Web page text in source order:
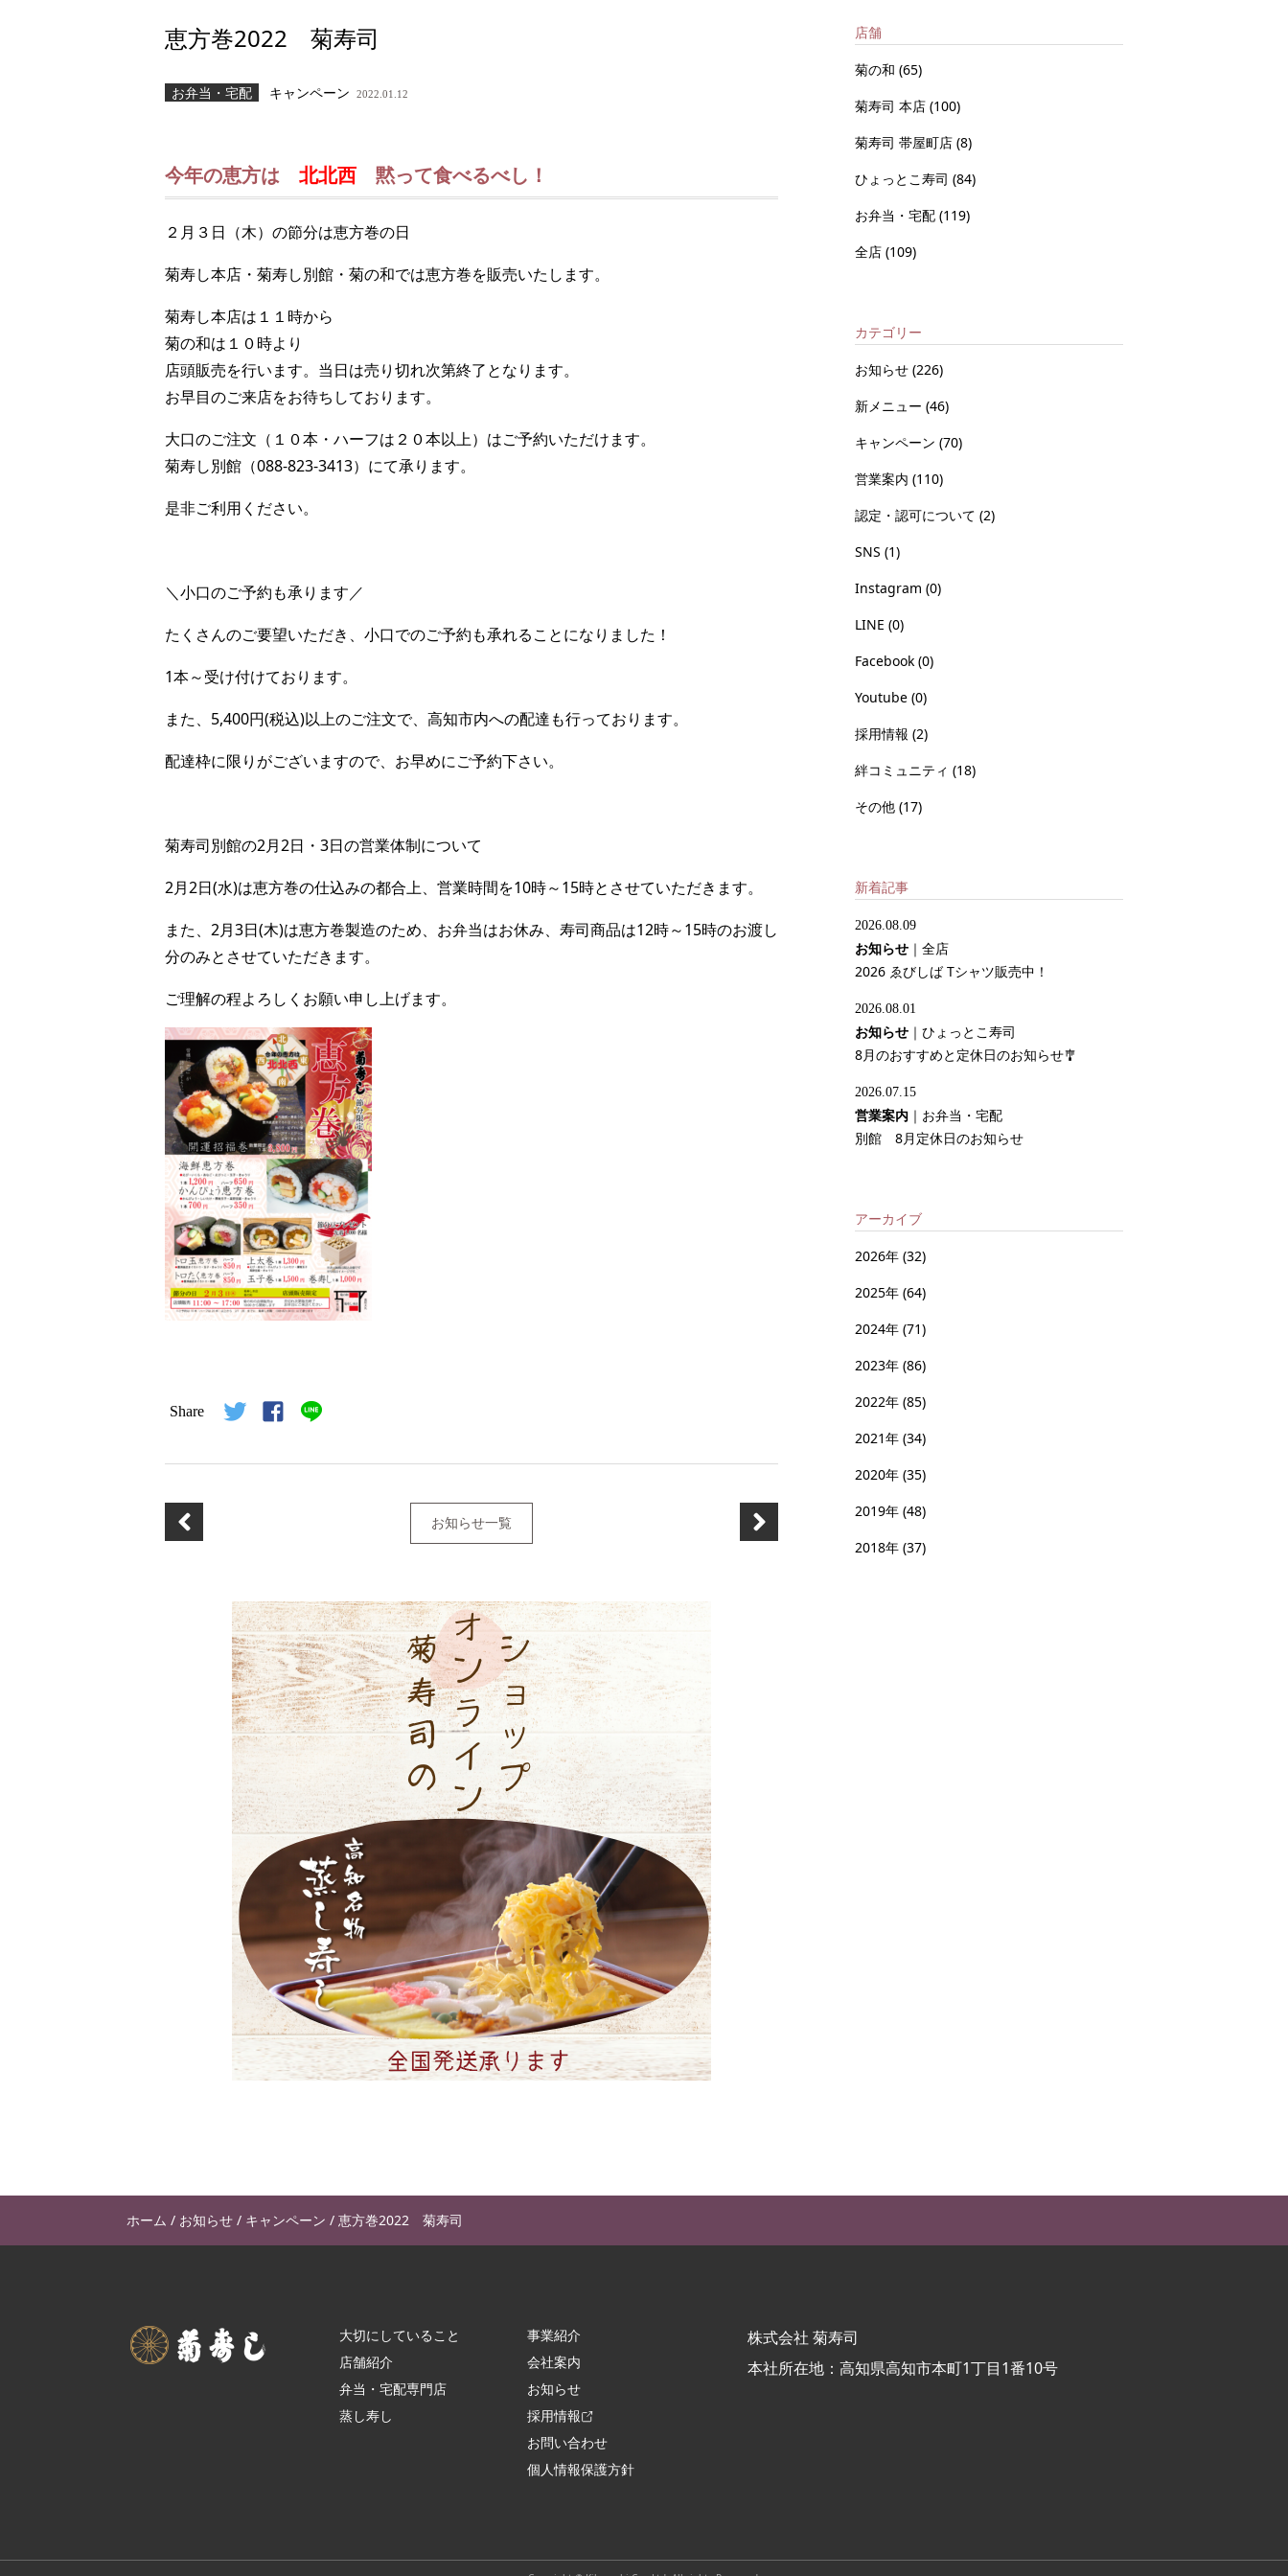
恵方巻2022 菊寿司
お弁当・宅配 キャンペーン 2022.01.12
今年の恵方は 北北西 黙って食べるべし！
２月３日（木）の節分は恵方巻の日
菊寿し本店・菊寿し別館・菊の和では恵方巻を販売いたします。
菊寿し本店は１１時から
菊の和は１０時より
店頭販売を行います。当日は売り切れ次第終了となります。
お早目のご来店をお待ちしております。
大口のご注文（１０本・ハーフは２０本以上）はご予約いただけます。
菊寿し別館（088-823-3413）にて承ります。
是非ご利用ください。
＼小口のご予約も承ります／
たくさんのご要望いただき、小口でのご予約も承れることになりました！
1本～受け付けております。
また、5,400円(税込)以上のご注文で、高知市内への配達も行っております。
配達枠に限りがございますので、お早めにご予約下さい。
菊寿司別館の2月2日・3日の営業体制について
2月2日(水)は恵方巻の仕込みの都合上、営業時間を10時～15時とさせていただきます。
また、2月3日(木)は恵方巻製造のため、お弁当はお休み、寿司商品は12時～15時のお渡し
分のみとさせていただきます。
ご理解の程よろしくお願い申し上げます。
Share
お知らせ一覧
店舗
菊の和 (65)
菊寿司 本店 (100)
菊寿司 帯屋町店 (8)
ひょっとこ寿司 (84)
お弁当・宅配 (119)
全店 (109)
カテゴリー
お知らせ (226)
新メニュー (46)
キャンペーン (70)
営業案内 (110)
認定・認可について (2)
SNS (1)
Instagram (0)
LINE (0)
Facebook (0)
Youtube (0)
採用情報 (2)
絆コミュニティ (18)
その他 (17)
新着記事
2026.08.09
お知らせ ｜ 全店
2026 ゑびしば Tシャツ販売中！
2026.08.01
お知らせ ｜ ひょっとこ寿司
8月のおすすめと定休日のお知らせ🎐
2026.07.15
営業案内 ｜ お弁当・宅配
別館 8月定休日のお知らせ
アーカイブ
2026年 (32)
2025年 (64)
2024年 (71)
2023年 (86)
2022年 (85)
2021年 (34)
2020年 (35)
2019年 (48)
2018年 (37)
ホーム / お知らせ / キャンペーン / 恵方巻2022 菊寿司
大切にしていること
店舗紹介
弁当・宅配専門店
蒸し寿し
事業紹介
会社案内
お知らせ
採用情報
お問い合わせ
個人情報保護方針
株式会社 菊寿司
本社所在地：高知県高知市本町1丁目1番10号